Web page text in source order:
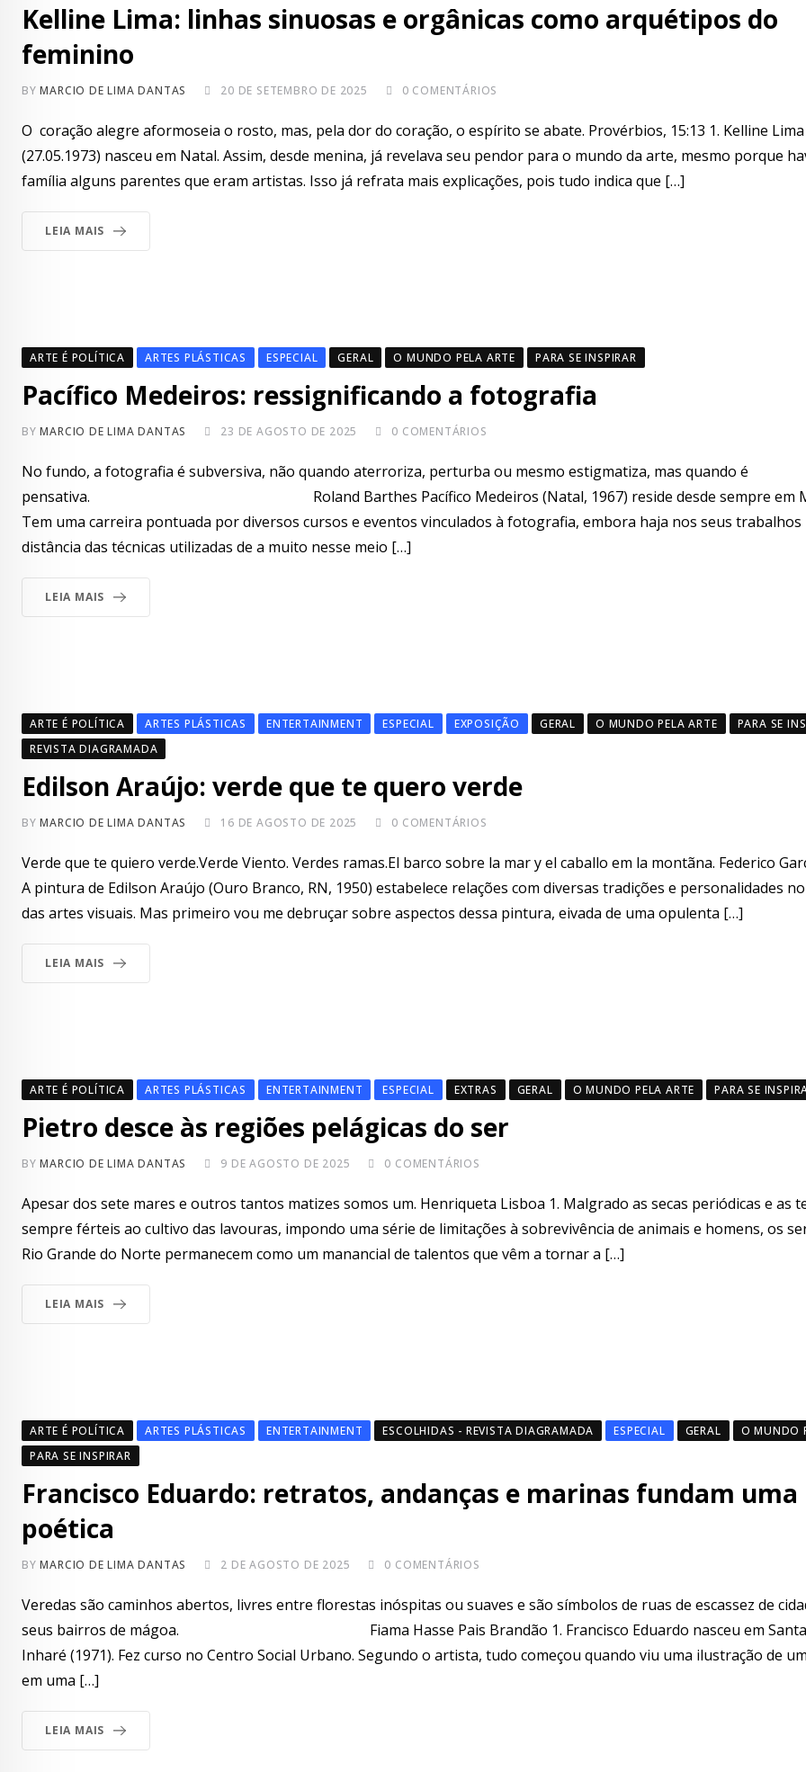
Kelline Lima: linhas sinuosas e orgânicas como arquétipos do
feminino
BYMARCIO DE LIMA DANTAS 20 DE SETEMBRO DE 2025 0 COMENTÁRIOS
O coração alegre aformoseia o rosto, mas, pela dor do coração, o espírito se abate. Provérbios, 15:13 1. Kelline Lima
(27.05.1973) nasceu em Natal. Assim, desde menina, já revelava seu pendor para o mundo da arte, mesmo porque
família alguns parentes que eram artistas. Isso já refrata mais explicações, pois tudo indica que […]
LEIA MAIS
ARTE É POLÍTICA ARTES PLÁSTICAS ESPECIAL GERAL O MUNDO PELA ARTE PARA SE INSPIRAR
Pacífico Medeiros: ressignificando a fotografia
BYMARCIO DE LIMA DANTAS 23 DE AGOSTO DE 2025 0 COMENTÁRIOS
No fundo, a fotografia é subversiva, não quando aterroriza, perturba ou mesmo estigmatiza, mas quando é
pensativa. Roland Barthes Pacífico Medeiros (Natal, 1967) reside desde sempre em
Tem uma carreira pontuada por diversos cursos e eventos vinculados à fotografia, embora haja nos seus trabalhos
distância das técnicas utilizadas de a muito nesse meio […]
LEIA MAIS
ARTE É POLÍTICA ARTES PLÁSTICAS ENTERTAINMENT ESPECIAL EXPOSIÇÃO GERAL O MUNDO PELA ARTE
PARA SE
REVISTA DIAGRAMADA
Edilson Araújo: verde que te quero verde
BYMARCIO DE LIMA DANTAS 16 DE AGOSTO DE 2025 0 COMENTÁRIOS
Verde que te quiero verde.Verde Viento. Verdes ramas.El barco sobre la mar y el caballo em la montãna. Federico
A pintura de Edilson Araújo (Ouro Branco, RN, 1950) estabelece relações com diversas tradições e personalidades
das artes visuais. Mas primeiro vou me debruçar sobre aspectos dessa pintura, eivada de uma opulenta […]
LEIA MAIS
ARTE É POLÍTICA ARTES PLÁSTICAS ENTERTAINMENT ESPECIAL EXTRAS GERAL O MUNDO PELA ARTE PARA SE
Pietro desce às regiões pelágicas do ser
BYMARCIO DE LIMA DANTAS 9 DE AGOSTO DE 2025 0 COMENTÁRIOS
Apesar dos sete mares e outros tantos matizes somos um. Henriqueta Lisboa 1. Malgrado as secas periódicas e as
sempre férteis ao cultivo das lavouras, impondo uma série de limitações à sobrevivência de animais e homens, os
Rio Grande do Norte permanecem como um manancial de talentos que vêm a tornar a […]
LEIA MAIS
ARTE É POLÍTICA ARTES PLÁSTICAS ENTERTAINMENT ESCOLHIDAS - REVISTA DIAGRAMADA ESPECIAL GERAL
O MUNDO
PARA SE INSPIRAR
Francisco Eduardo: retratos, andanças e marinas fundam uma
poética
BYMARCIO DE LIMA DANTAS 2 DE AGOSTO DE 2025 0 COMENTÁRIOS
Veredas são caminhos abertos, livres entre florestas inóspitas ou suaves e são símbolos de ruas de escassez de
seus bairros de mágoa. Fiama Hasse Pais Brandão 1. Francisco Eduardo nasceu em Santa
Inharé (1971). Fez curso no Centro Social Urbano. Segundo o artista, tudo começou quando viu uma ilustração de
em uma […]
LEIA MAIS